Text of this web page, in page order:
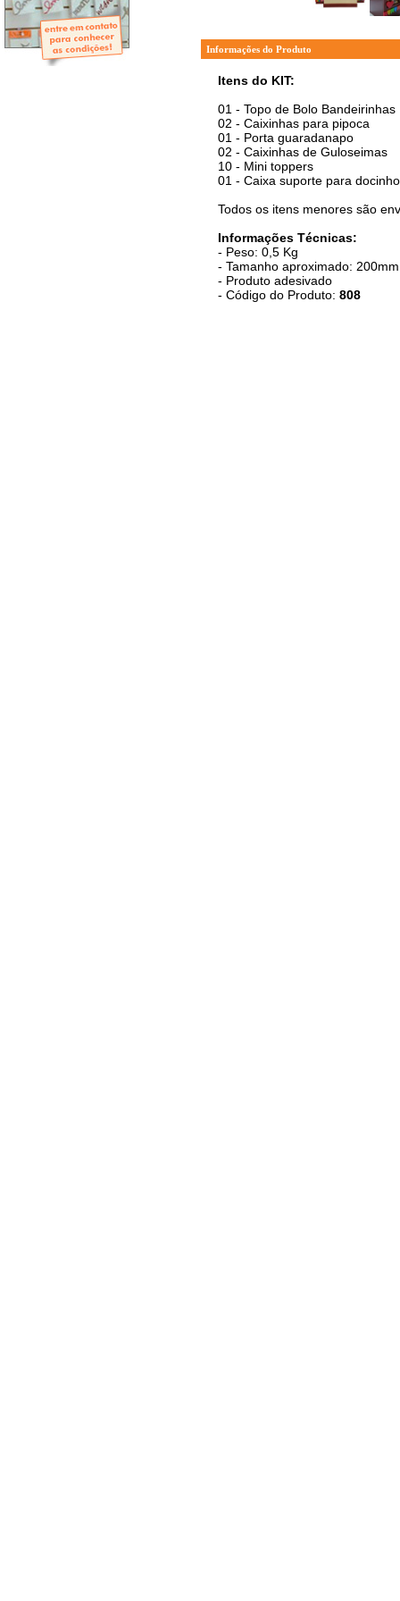
- Mini-Álbuns
- Páginas Mini
- Páginas Scrap
- Argolas
Informações do Produto
Itens do KIT:
01 - Topo de Bolo Bandeirinhas
02 - Caixinhas para pipoca
01 - Porta guaradanapo
02 - Caixinhas de Guloseimas
10 - Mini toppers
01 - Caixa suporte para
Todos os itens menores são
Informações Técnicas:
- Peso: 0,5 Kg
- Tamanho aproximado:
- Produto adesivado
- Código do Produto: 808